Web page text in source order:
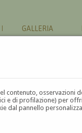
contenuto,
e di profilazione) per
dal pannello
GALLERIA